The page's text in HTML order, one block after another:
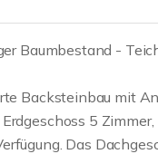
Baumbestand -
Backsteinbau mit
5
Das